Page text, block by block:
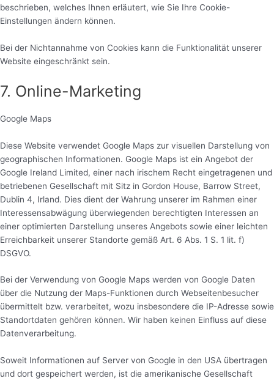
beschrieben, welches Ihnen erläutert, wie Sie Ihre Cookie-
Einstellungen ändern können.
Bei der Nichtannahme von Cookies kann die Funktionalität unserer
Website eingeschränkt sein.
7. Online-Marketing
Google Maps
Diese Website verwendet Google Maps zur visuellen Darstellung von
geographischen Informationen. Google Maps ist ein Angebot der
Google Ireland Limited, einer nach irischem Recht eingetragenen und
betriebenen Gesellschaft mit Sitz in Gordon House, Barrow Street,
Dublin 4, Irland. Dies dient der Wahrung unserer im Rahmen einer
Interessensabwägung überwiegenden berechtigten Interessen an
einer optimierten Darstellung unseres Angebots sowie einer leichten
Erreichbarkeit unserer Standorte gemäß Art. 6 Abs. 1 S. 1 lit. f)
DSGVO.
Bei der Verwendung von Google Maps werden von Google Daten
über die Nutzung der Maps-Funktionen durch Webseitenbesucher
übermittelt bzw. verarbeitet, wozu insbesondere die IP-Adresse sowie
Standortdaten gehören können. Wir haben keinen Einfluss auf diese
Datenverarbeitung.
Soweit Informationen auf Server von Google in den USA übertragen
und dort gespeichert werden, ist die amerikanische Gesellschaft